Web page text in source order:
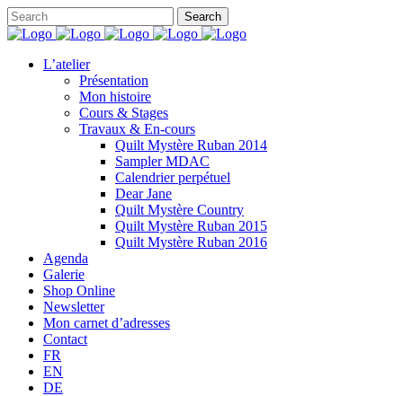
L’atelier
Présentation
Mon histoire
Cours & Stages
Travaux & En-cours
Quilt Mystère Ruban 2014
Sampler MDAC
Calendrier perpétuel
Dear Jane
Quilt Mystère Country
Quilt Mystère Ruban 2015
Quilt Mystère Ruban 2016
Agenda
Galerie
Shop Online
Newsletter
Mon carnet d’adresses
Contact
FR
EN
DE